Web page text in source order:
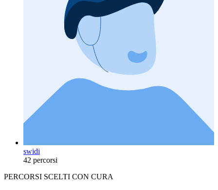
swidi
42 percorsi
PERCORSI SCELTI CON CURA